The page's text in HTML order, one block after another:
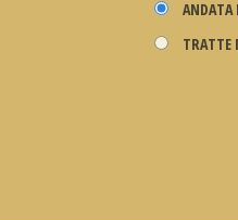
ANDATA
TRATTE